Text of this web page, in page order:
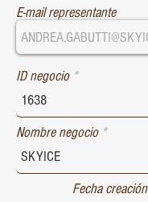
E-mail representante
ID negocio
Nombre negocio
Fecha creación